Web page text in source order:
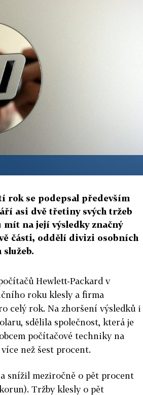
rok se podepsal především
asi dvě třetiny svých tržeb
mít na její výsledky značný
části, oddělí divizi osobních
Hewlett-Packard v
roku klesly a firma
celý rok. Na zhoršení výsledků i
sdělila společnost, která je
počítačové techniky na
než šest procent.
snížil meziročně o pět procent
Tržby klesly o pět